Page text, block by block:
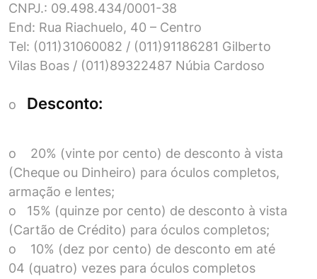
CNPJ.: 09.498.434/0001-38
End: Rua Riachuelo, 40 – Centro
Tel: (011)31060082 / (011)91186281 Gilberto
Vilas Boas / (011)89322487 Núbia Cardoso
o Desconto:
o 20% (vinte por cento) de desconto à vista
(Cheque ou Dinheiro) para óculos completos,
armação e lentes;
o 15% (quinze por cento) de desconto à vista
(Cartão de Crédito) para óculos completos;
o 10% (dez por cento) de desconto em até
04 (quatro) vezes para óculos completos